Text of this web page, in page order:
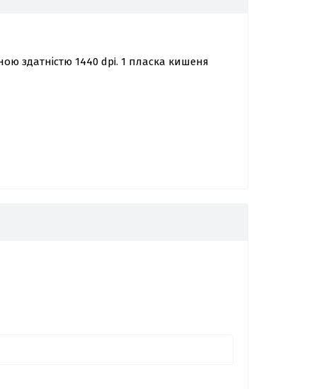
здатністю 1440 dpi. 1 пласка кишеня